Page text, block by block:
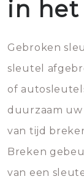
in
Gebroken
sleutel
of
duurzaam uw
van tijd
Breken
van een